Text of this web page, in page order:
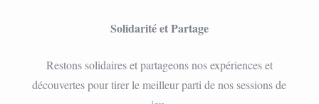
Solidarité et Partage
Restons solidaires et partageons nos expériences et
découvertes pour tirer le meilleur parti de nos sessions de